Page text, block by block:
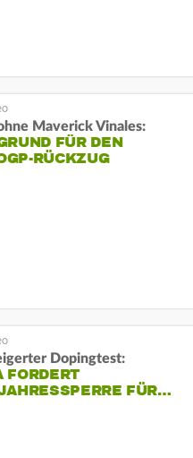
Maverick Vinales:
FÜR DEN
RÜCKZUG
Dopingtest:
FORDERT
FÜR…